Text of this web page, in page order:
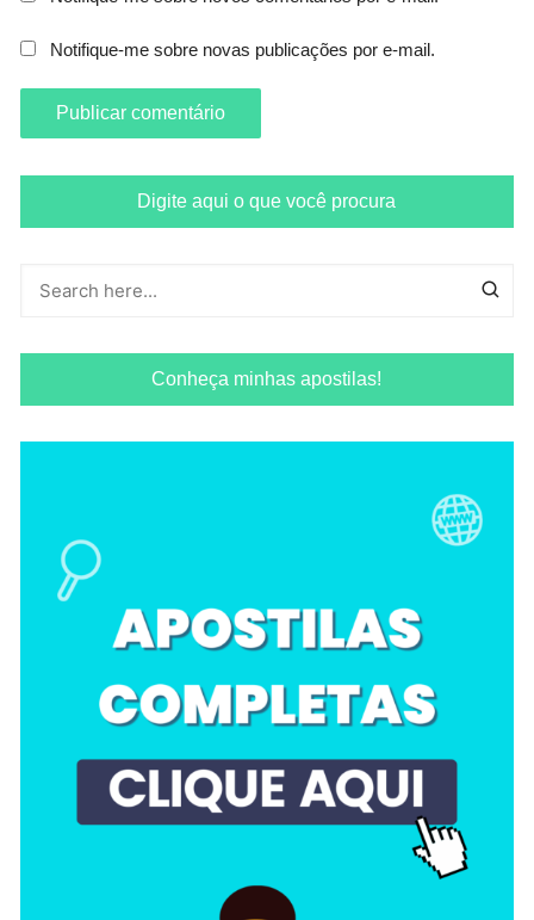
Notifique-me sobre novas publicações por e-mail.
Digite aqui o que você procura
Conheça minhas apostilas!